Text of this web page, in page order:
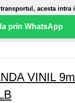
acesta intra
prin WhatsApp
VINIL